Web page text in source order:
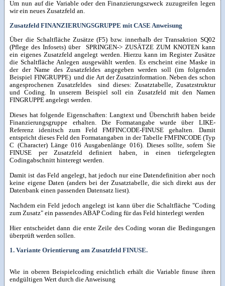
Um nun auf die Variable oder den Finanzierungszweck zuzugreifen legen
wir ein neues Zusatzfeld an.
Zusatzfeld FINANZIERUNGSGRUPPE mit CASE Anweisung
Über die Schaltfläche Zusätze (F5) bzw. innerhalb der Transaktion SQ02
(Pflege des Infosets) über SPRINGEN-> ZUSÄTZE ZUM KNOTEN kann
ein eigenes Zusatzfeld angelegt werden. Hierzu kann im Register Zusätze
die Schaltfläche Anlegen ausgewählt werden. Es erscheint eine Maske in
der der Name des Zusatzfeldes angegeben werden soll (im folgenden
Beispiel FINGRUPPE) und die Art der Zusatzinformation. Neben des schon
angesprochenen Zusatzfeldes sind dieses: Zusatztabelle, Zusatzstruktur
und Coding. In unserem Beispiel soll ein Zusatzfeld mit den Namen
FINGRUPPE angelegt werden.
Dieses hat folgende Eigenschaften: Langtext und Überschrift haben beide
Finanzierungsgruppe erhalten. Die Formatangabe wurde über LIKE-
Referenz idenitsch zum Feld FMFINCODE-FINUSE gehalten. Damit
entspricht dieses Feld den Formatangaben in der Tabelle FMFINCODE (Typ
C (Character) Länge 016 Ausgabenlänge 016). Dieses sollte, sofern Sie
FINUSE per Zusatzfeld definiert haben, in einen tiefergelegten
Codingabschnitt hinteregt werden.
Damit ist das Feld angelegt, hat jedoch nur eine Datendefinition aber noch
keine eigene Daten (anders bei der Zusatztabelle, die sich direkt aus der
Datenbank einen passenden Datensatz liest).
Nachdem ein Feld jedoch angelegt ist kann über die Schaltfläche "Coding
zum Zusatz" ein passendes ABAP Coding für das Feld hinterlegt werden
Hier entscheidet dann die erste Zeile des Coding woran die Bedingungen
überprüft werden sollen.
1. Variante Orientierung am Zusatzfeld FINUSE.
Wie in oberen Beispielcoding ersichtlich erhält die Variable finuse ihren
endgültigen Wert durch die Anweisung